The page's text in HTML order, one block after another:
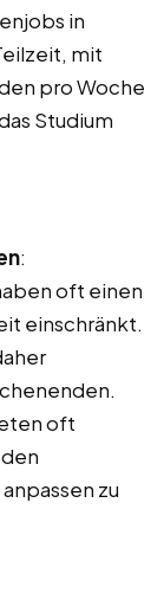
in
mit
pro Woche
Studium
:
oft einen
einschränkt.
oft
zu